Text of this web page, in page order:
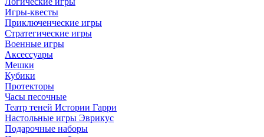
Игры-квесты
Приключенческие игры
Стратегические игры
Военные игры
Аксессуары
Мешки
Кубики
Протекторы
Часы песочные
Театр теней Истории Гарри
Настольные игры Эврикус
Подарочные наборы